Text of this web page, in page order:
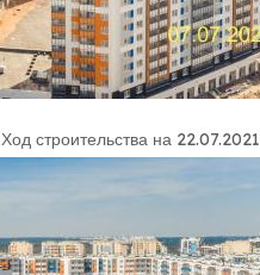
Ход строительства на 22.07.2021